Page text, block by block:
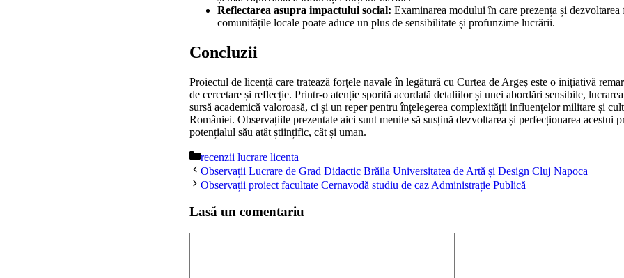
Reflectarea asupra impactului social: Examinarea modului în care prezența și dezvoltarea
comunitățile locale poate aduce un plus de sensibilitate și profunzime lucrării.
Concluzii
Proiectul de licență care tratează forțele navale în legătură cu Curtea de Argeș este o inițiativă
de cercetare și reflecție. Printr-o atenție sporită acordată detaliilor și unei abordări sensibile,
sursă academică valoroasă, ci și un reper pentru înțelegerea complexității influențelor militare și
României. Observațiile prezentate aici sunt menite să susțină dezvoltarea și perfecționarea acestui
potențialul său atât științific, cât și uman.
Categorii
recenzii lucrare licenta
Observații Lucrare de Grad Didactic Brăila Universitatea de Artă și Design Cluj Napoca
Observații proiect facultate Cernavodă studiu de caz Administrație Publică
Lasă un comentariu